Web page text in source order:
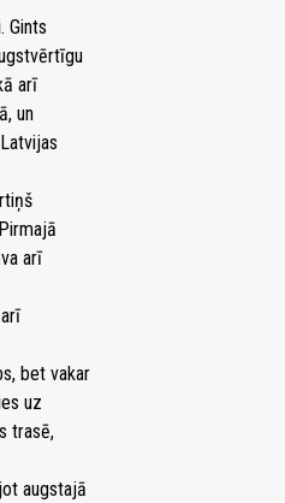
Gints
arī
un
arī
bet vakar
uz
trasē,
augstajā